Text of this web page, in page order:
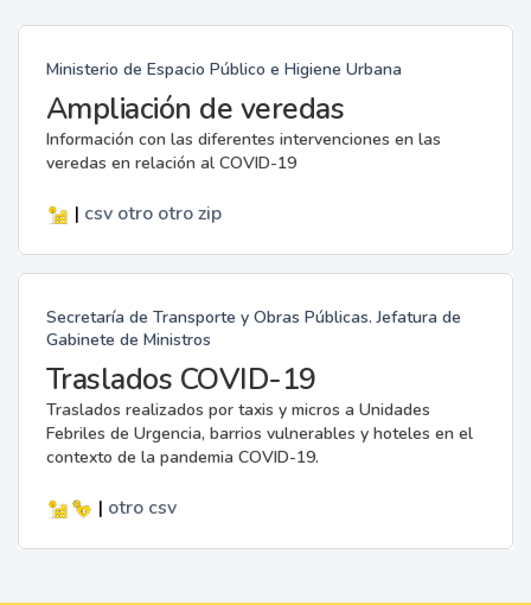
Ministerio de Espacio Público e Higiene Urbana
Ampliación de veredas
Información con las diferentes intervenciones en las
veredas en relación al COVID-19
| csv otro otro zip
Secretaría de Transporte y Obras Públicas. Jefatura de
Gabinete de Ministros
Traslados COVID-19
Traslados realizados por taxis y micros a Unidades
Febriles de Urgencia, barrios vulnerables y hoteles en el
contexto de la pandemia COVID-19.
| otro csv